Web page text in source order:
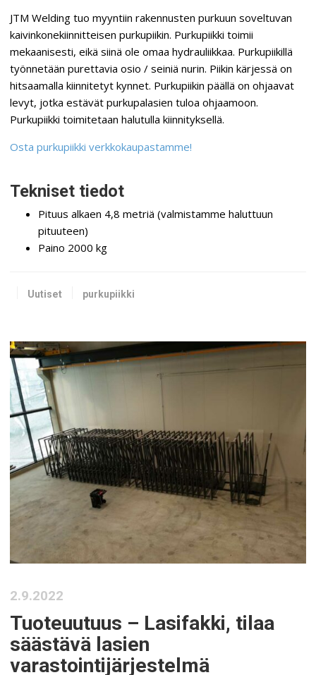
JTM Welding tuo myyntiin rakennusten purkuun soveltuvan
kaivinkonekiinnitteisen purkupiikin. Purkupiikki toimii
mekaanisesti, eikä siinä ole omaa hydrauliikkaa. Purkupiikillä
työnnetään purettavia osio / seiniä nurin. Piikin kärjessä on
hitsaamalla kiinnitetyt kynnet. Purkupiikin päällä on ohjaavat
levyt, jotka estävät purkupalasien tuloa ohjaamoon.
Purkupiikki toimitetaan halutulla kiinnityksellä.
Osta purkupiikki verkkokaupastamme!
Tekniset tiedot
Pituus alkaen 4,8 metriä (valmistamme haluttuun
pituuteen)
Paino 2000 kg
Uutiset purkupiikki
2.9.2022
Tuoteuutuus – Lasifakki, tilaa
säästävä lasien
varastointijärjestelmä